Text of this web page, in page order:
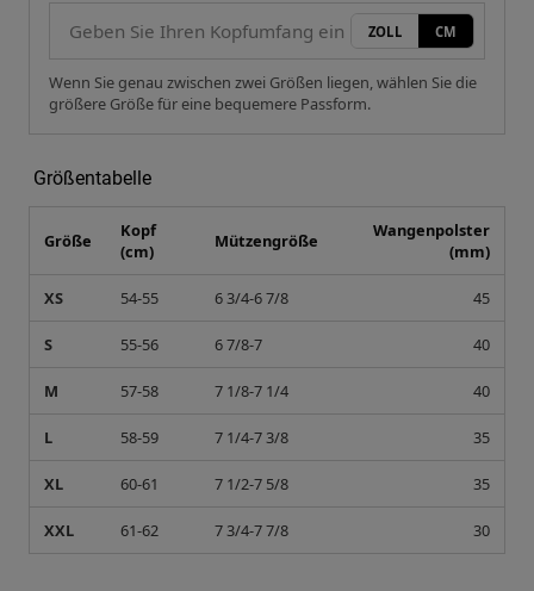
ZOLL CM
Wenn Sie genau zwischen zwei Größen liegen, wählen Sie die
größere Größe für eine bequemere Passform.
Größentabelle
Größe
Kopf
(cm)
Mützengröße
Wangenpolster
(mm)
XS 54-55 6 3/4-6 7/8 45
S 55-56 6 7/8-7 40
M 57-58 7 1/8-7 1/4 40
L 58-59 7 1/4-7 3/8 35
XL 60-61 7 1/2-7 5/8 35
XXL 61-62 7 3/4-7 7/8 30